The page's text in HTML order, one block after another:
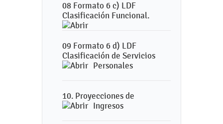
08 Formato 6 c) LDF
Clasificación Funcional.
09 Formato 6 d) LDF
Clasificación de Servicios
Personales
10. Proyecciones de
Ingresos